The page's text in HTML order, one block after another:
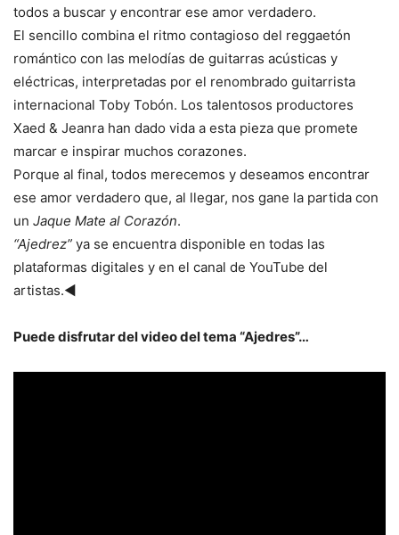
todos a buscar y encontrar ese amor verdadero.
El sencillo combina el ritmo contagioso del reggaetón
romántico con las melodías de guitarras acústicas y
eléctricas, interpretadas por el renombrado guitarrista
internacional Toby Tobón. Los talentosos productores
Xaed & Jeanra han dado vida a esta pieza que promete
marcar e inspirar muchos corazones.
Porque al final, todos merecemos y deseamos encontrar
ese amor verdadero que, al llegar, nos gane la partida con
un Jaque Mate al Corazón.
“Ajedrez” ya se encuentra disponible en todas las
plataformas digitales y en el canal de YouTube del
artistas.◄
Puede disfrutar del video del tema “Ajedres”…